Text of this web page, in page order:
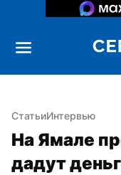
СтатьиИнтервью
На Ямале
дадут